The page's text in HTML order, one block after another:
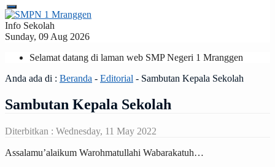
Info Sekolah
Sunday, 09 Aug 2026
Selamat datang di laman web SMP Negeri 1 Mranggen
Anda ada di : Beranda - Editorial - Sambutan Kepala Sekolah
Sambutan Kepala Sekolah
Diterbitkan : Wednesday, 11 May 2022
Assalamu’alaikum Warohmatullahi Wabarakatuh…